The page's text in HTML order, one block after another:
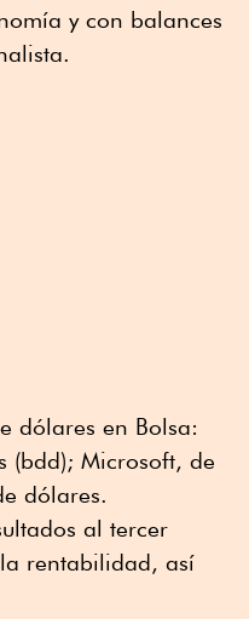
y con balances
dólares en Bolsa:
(bdd); Microsoft, de
dólares.
al tercer
rentabilidad, así